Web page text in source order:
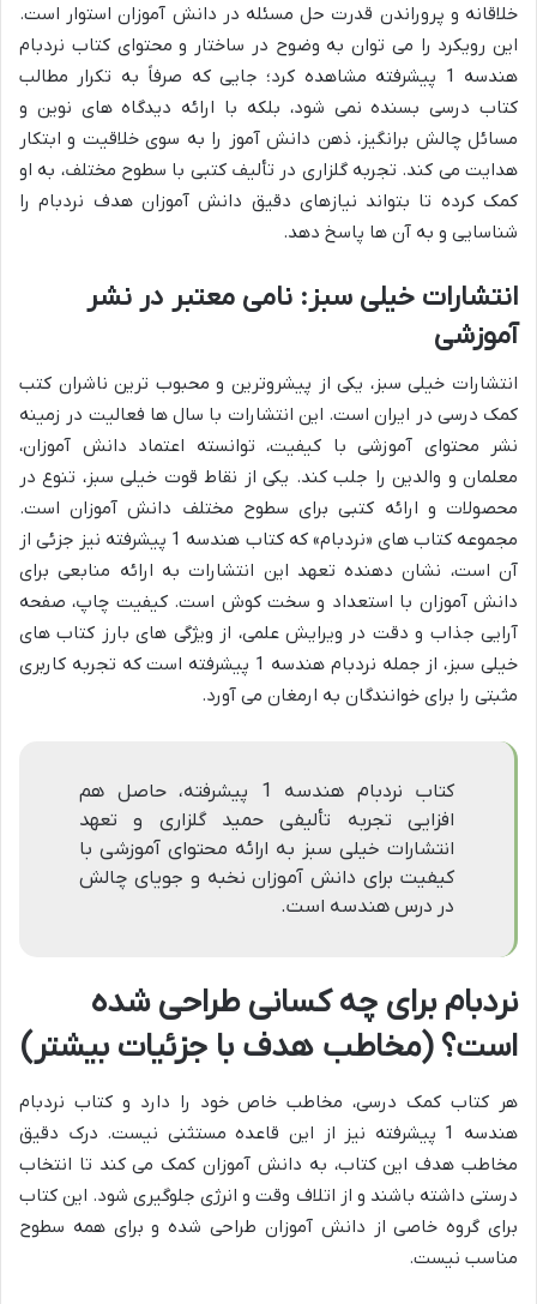
خلاقانه و پروراندن قدرت حل مسئله در دانش آموزان استوار است.
این رویکرد را می توان به وضوح در ساختار و محتوای کتاب نردبام
هندسه 1 پیشرفته مشاهده کرد؛ جایی که صرفاً به تکرار مطالب
کتاب درسی بسنده نمی شود، بلکه با ارائه دیدگاه های نوین و
مسائل چالش برانگیز، ذهن دانش آموز را به سوی خلاقیت و ابتکار
هدایت می کند. تجربه گلزاری در تألیف کتبی با سطوح مختلف، به او
کمک کرده تا بتواند نیازهای دقیق دانش آموزان هدف نردبام را
شناسایی و به آن ها پاسخ دهد.
انتشارات خیلی سبز: نامی معتبر در نشر
آموزشی
انتشارات خیلی سبز، یکی از پیشروترین و محبوب ترین ناشران کتب
کمک درسی در ایران است. این انتشارات با سال ها فعالیت در زمینه
نشر محتوای آموزشی با کیفیت، توانسته اعتماد دانش آموزان،
معلمان و والدین را جلب کند. یکی از نقاط قوت خیلی سبز، تنوع در
محصولات و ارائه کتبی برای سطوح مختلف دانش آموزان است.
مجموعه کتاب های «نردبام» که کتاب هندسه 1 پیشرفته نیز جزئی از
آن است، نشان دهنده تعهد این انتشارات به ارائه منابعی برای
دانش آموزان با استعداد و سخت کوش است. کیفیت چاپ، صفحه
آرایی جذاب و دقت در ویرایش علمی، از ویژگی های بارز کتاب های
خیلی سبز، از جمله نردبام هندسه 1 پیشرفته است که تجربه کاربری
مثبتی را برای خوانندگان به ارمغان می آورد.
کتاب نردبام هندسه 1 پیشرفته، حاصل هم
افزایی تجربه تألیفی حمید گلزاری و تعهد
انتشارات خیلی سبز به ارائه محتوای آموزشی با
کیفیت برای دانش آموزان نخبه و جویای چالش
در درس هندسه است.
نردبام برای چه کسانی طراحی شده
است؟ (مخاطب هدف با جزئیات بیشتر)
هر کتاب کمک درسی، مخاطب خاص خود را دارد و کتاب نردبام
هندسه 1 پیشرفته نیز از این قاعده مستثنی نیست. درک دقیق
مخاطب هدف این کتاب، به دانش آموزان کمک می کند تا انتخاب
درستی داشته باشند و از اتلاف وقت و انرژی جلوگیری شود. این کتاب
برای گروه خاصی از دانش آموزان طراحی شده و برای همه سطوح
مناسب نیست.